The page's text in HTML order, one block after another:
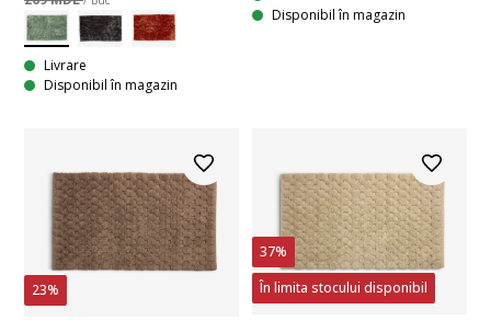
Livrare
Disponibil în magazin
Disponibil în magazin
23%
37%
În limita stocului disponibil